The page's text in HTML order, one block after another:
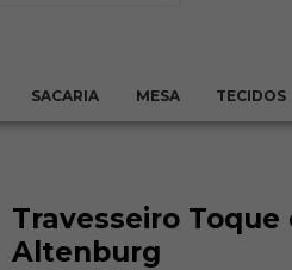
SACARIA MESA TECIDOS
Travesseiro
Altenburg